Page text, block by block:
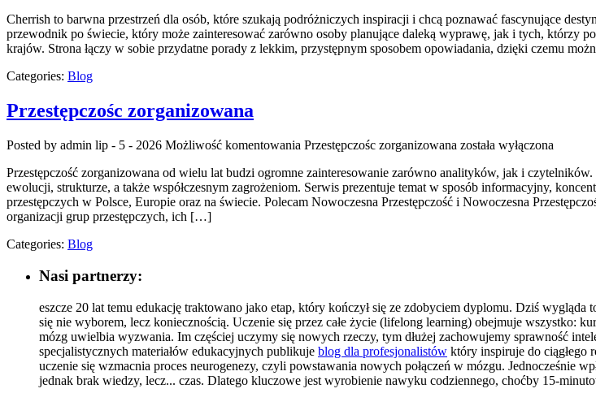
Cherrish to barwna przestrzeń dla osób, które szukają podróżniczych inspiracji i chcą poznawać fascynujące
przewodnik po świecie, który może zainteresować zarówno osoby planujące daleką wyprawę, jak i tych, którzy
krajów. Strona łączy w sobie przydatne porady z lekkim, przystępnym sposobem opowiadania, dzięki czemu
Categories: Blog
Przestępczośc zorganizowana
Posted by admin lip - 5 - 2026 Możliwość komentowania Przestępczośc zorganizowana została wyłączona
Przestępczość zorganizowana od wielu lat budzi ogromne zainteresowanie zarówno analityków, jak i
ewolucji, strukturze, a także współczesnym zagrożeniom. Serwis prezentuje temat w sposób informacyjny,
przestępczych w Polsce, Europie oraz na świecie. Polecam Nowoczesna Przestępczość i Nowoczesna
organizacji grup przestępczych, ich […]
Categories: Blog
Nasi partnerzy:
eszcze 20 lat temu edukację traktowano jako etap, który kończył się ze zdobyciem dyplomu. Dziś
się nie wyborem, lecz koniecznością. Uczenie się przez całe życie (lifelong learning) obejmuje wszystko:
mózg uwielbia wyzwania. Im częściej uczymy się nowych rzeczy, tym dłużej zachowujemy sprawność
specjalistycznych materiałów edukacyjnych publikuje blog dla profesjonalistów który inspiruje do ciągłego
uczenie się wzmacnia proces neurogenezy, czyli powstawania nowych połączeń w mózgu. Jednocześnie
jednak brak wiedzy, lecz... czas. Dlatego kluczowe jest wyrobienie nawyku codziennego, choćby 15-